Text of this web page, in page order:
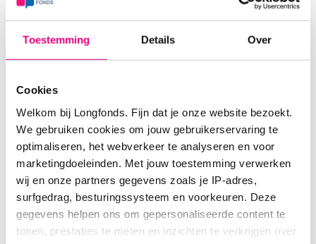
Toestemming Details Over
Cookies
Welkom bij Longfonds. Fijn dat je onze website bezoekt.
We gebruiken cookies om jouw gebruikerservaring te
optimaliseren, het webverkeer te analyseren en voor
marketingdoeleinden. Met jouw toestemming verwerken
wij en onze partners gegevens zoals je IP-adres,
surfgedrag, besturingssysteem en voorkeuren. Deze
gegevens helpen ons om gepersonaliseerde content te
tonen, prestaties te meten en inzichten te verkrijgen over
Alfons - Sevilay
daysy 14-02-2019 om 17:12 uur
Sevilay Yorick